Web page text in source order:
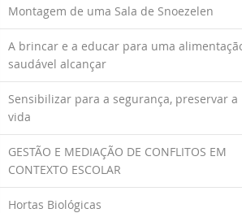
Montagem de uma Sala de Snoezelen
A brincar e a educar para uma
saudável alcançar
Sensibilizar para a segurança, preservar a
vida
GESTÃO E MEDIAÇÃO DE CONFLITOS EM
CONTEXTO ESCOLAR
Hortas Biológicas